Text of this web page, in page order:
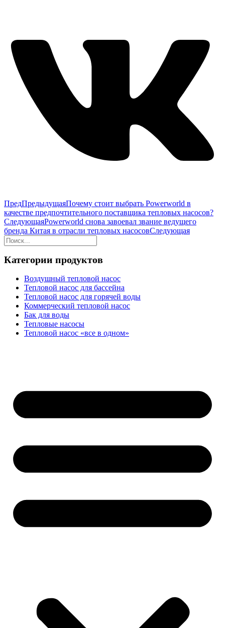
ПредПредыдущаяПочему стоит выбрать Powerworld в
качестве предпочтительного поставщика тепловых насосов?
СледующаяPowerworld снова завоевал звание ведущего
бренда Китая в отрасли тепловых насосовСледующая
Категории продуктов
Воздушный тепловой насос
Тепловой насос для бассейна
Тепловой насос для горячей воды
Коммерческий тепловой насос
Бак для воды
Тепловые насосы
Тепловой насос «все в одном»